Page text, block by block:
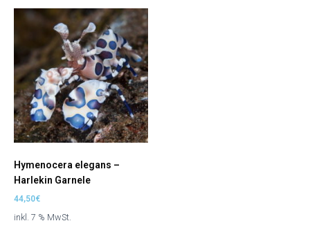
Hymenocera elegans –
Harlekin Garnele
44,50€
inkl. 7 % MwSt.